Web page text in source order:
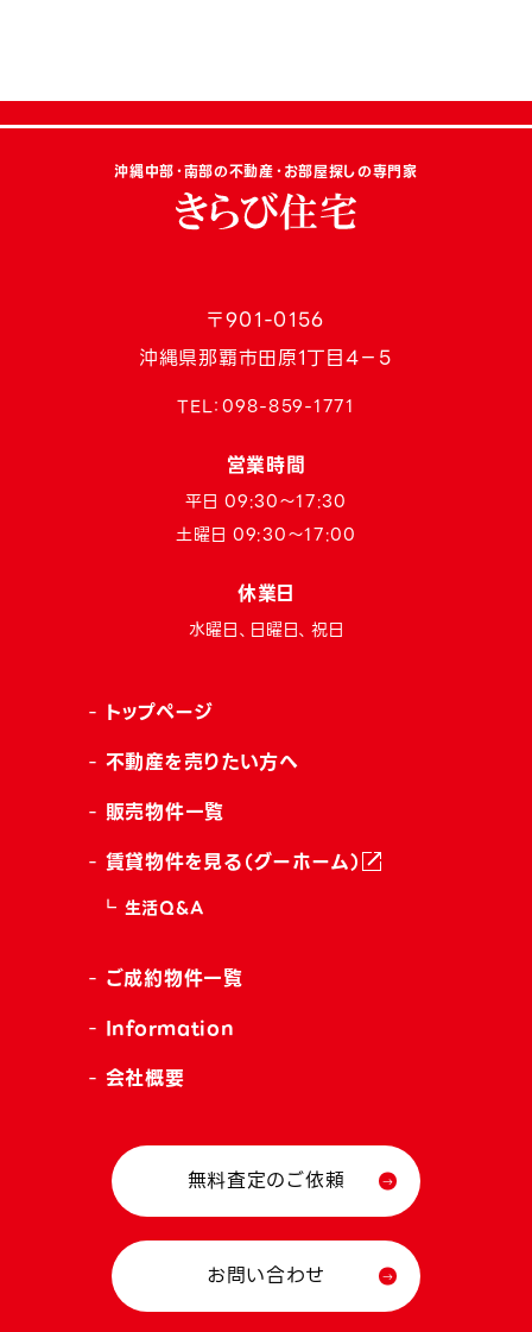
沖縄中部・南部の不動産・お部屋探しの専門家
〒901-0156
沖縄県那覇市田原1丁目4−5
TEL：098-859-1771
営業時間
平日 09:30〜17:30
土曜日 09:30〜17:00
休業日
水曜日、日曜日、祝日
トップページ
不動産を売りたい方へ
販売物件一覧
賃貸物件を見る（グーホーム）
生活Q&A
ご成約物件一覧
Information
会社概要
無料査定のご依頼
お問い合わせ